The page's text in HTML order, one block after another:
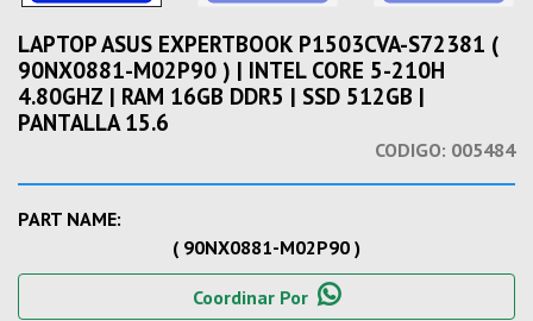
LAPTOP ASUS EXPERTBOOK P1503CVA-S72381 (
90NX0881-M02P90 ) | INTEL CORE 5-210H
4.80GHZ | RAM 16GB DDR5 | SSD 512GB |
PANTALLA 15.6
CODIGO: 005484
PART NAME:
( 90NX0881-M02P90 )
Coordinar Por